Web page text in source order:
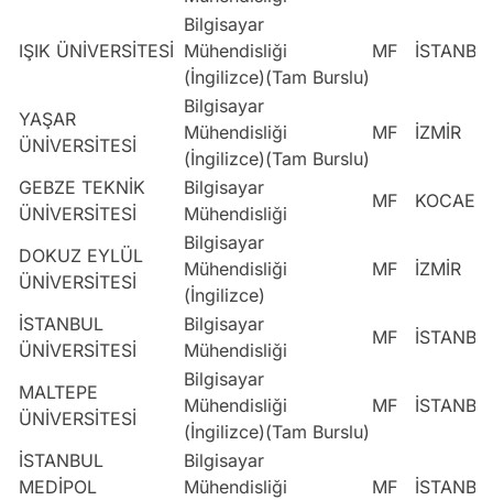
IŞIK ÜNİVERSİTESİ
Bilgisayar
Mühendisliği
(İngilizce)(Tam Burslu)
MF
YAŞAR
ÜNİVERSİTESİ
Bilgisayar
Mühendisliği
(İngilizce)(Tam Burslu)
MF İZMİR
GEBZE TEKNİK
ÜNİVERSİTESİ
Bilgisayar
Mühendisliği
MF KOCAELİ
DOKUZ EYLÜL
ÜNİVERSİTESİ
Bilgisayar
Mühendisliği
(İngilizce)
MF İZMİR
İSTANBUL
ÜNİVERSİTESİ
Bilgisayar
Mühendisliği
MF
MALTEPE
ÜNİVERSİTESİ
Bilgisayar
Mühendisliği
(İngilizce)(Tam Burslu)
MF
İSTANBUL
MEDİPOL
Bilgisayar
Mühendisliği
MF